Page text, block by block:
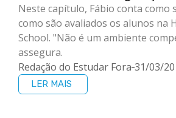
Neste capítulo, Fábio conta como
como são avaliados os alunos na
School. "Não é um ambiente
assegura.
Redação do Estudar Fora 31/03/
LER MAIS